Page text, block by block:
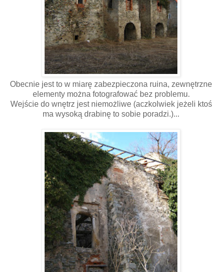
Obecnie jest to w miarę zabezpieczona ruina, zewnętrzne
elementy można fotografować bez problemu.
Wejście do wnętrz jest niemożliwe (aczkolwiek jeżeli ktoś
ma wysoką drabinę to sobie poradzi.)...